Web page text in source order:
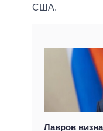
США.
Лавров